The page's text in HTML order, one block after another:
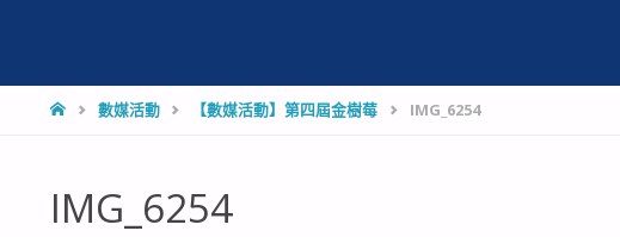
HOME數媒活動 【數媒活動】第四屆金樹莓 IMG_6254
IMG_6254